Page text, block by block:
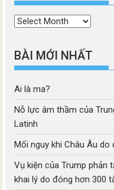
Thời
BÀI MỚI NHẤT
Ai là ma?
Nỗ lực âm thầm của
Latinh
Mối nguy khi Châu Âu
Vụ kiện của Trump phản
khai lý do đóng hơn 300